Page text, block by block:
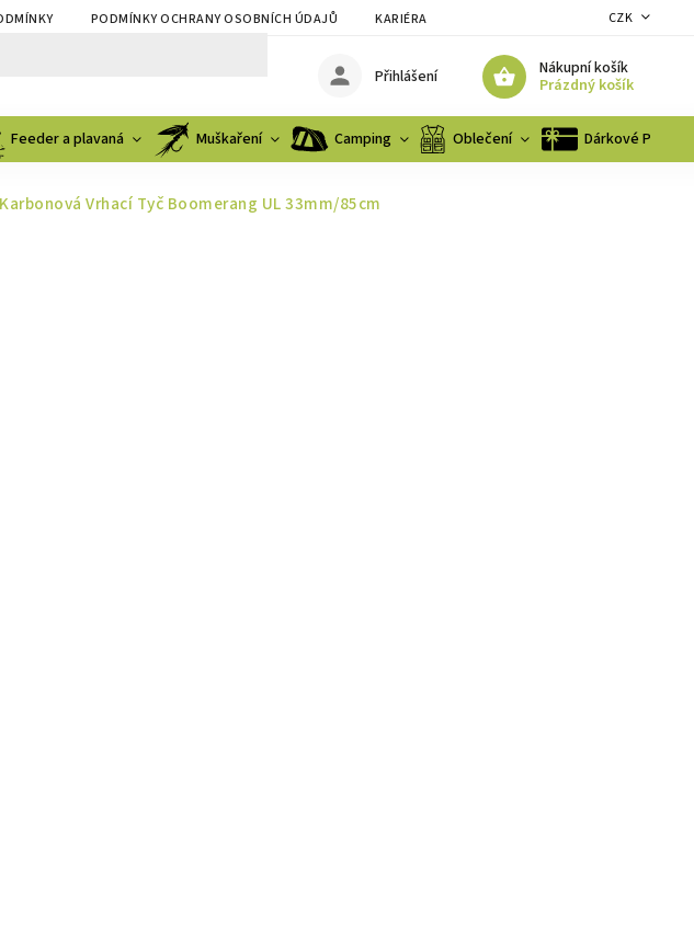
PODMÍNKY OCHRANY OSOBNÍCH ÚDAJŮ KARIÉRA CZK
Nákupní košík
Prázdný košík
Přihlášení
Feeder a plavaná Muškaření Camping Oblečení Dárkové
Vrhací Tyč Boomerang UL 33mm/85cm